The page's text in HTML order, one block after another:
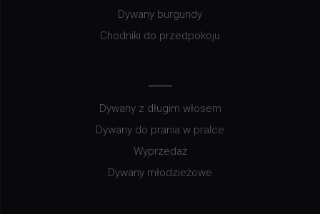
Dywany burgundy
Chodniki do przedpokoju
Dywany z długim włosem
Dywany do prania w pralce
Wyprzedaż
Dywany młodzieżowe